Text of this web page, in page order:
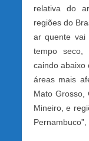
relativa do
regiões do
ar quente vai
tempo seco,
caindo abaixo
áreas mais
Mato Grosso,
Mineiro, e
Pernambuco”,